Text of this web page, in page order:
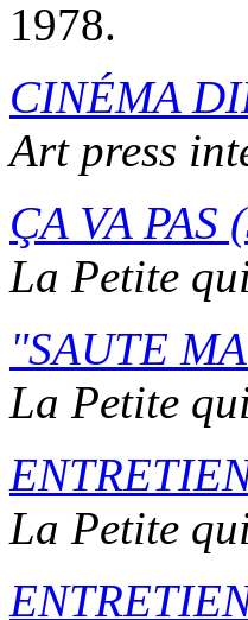
1978.
CINÉMA
Art press
ÇA VA PAS
La Petite
SAUTE
La Petite
La Petite